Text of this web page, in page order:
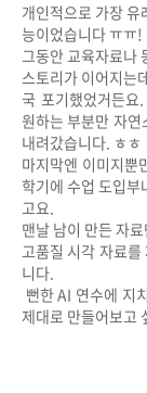
개인적으로 가장
능이었습니다 ㅠㅠ!
그동안 교육자료나
스토리가 이어지는
국 포기했었거든요
원하는 부분만 자
내려갔습니다. ㅎㅎ
마지막엔 이미지뿐
학기에 수업 도입부
고요.
맨날 남이 만든 자
고품질 시각 자료
니다.
뻔한 AI 연수에 지
제대로 만들어보고